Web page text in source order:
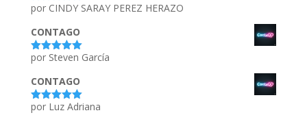
Valorado
por CINDY SARAY PEREZ HERAZO
CONTAGO
Valorado
por Steven García
CONTAGO
Valorado
por Luz Adriana